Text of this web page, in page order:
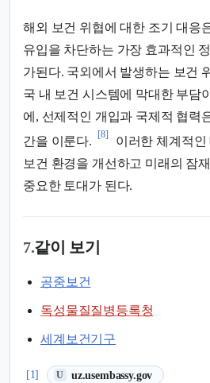
해외 보건 위협에 대한 조기 대응
유입을 차단하는 가장 효과적인
가된다. 국외에서 발생하는 보건
국 내 보건 시스템에 막대한 부담
에, 선제적인 개입과 국제적 협력
간을 이룬다.
[8]
이러한 체계적인
보건 환경을 개선하고 미래의 잠
중요한 토대가 된다.
7.같이 보기
공중보건
독성물질질병등록청
세계보건기구
[1] U uz.usembassy.gov
(새 탭에서 열림)